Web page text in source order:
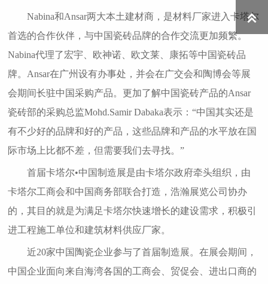
Nabina和Ansar两大本土建材商，是材料厂家进入卡塔尔
首选的合作伙伴，与中国瓷砖品牌的合作交流更加频繁。
Nabina代理了宏宇、欧神诺、欧文莱、康拓等中国瓷砖品
牌。Ansar在广州设有办事处，并会在广交会和陶博会等展
会期间长驻中国采购产品。更加了解中国瓷砖产品的Ansar
瓷砖部的采购总监Mohd.Samir Dabaka表示：“中国其实还是
有不少好的品牌和好的产品，这些品牌和产品的水平放在国
际市场上比都不差，但需要我们去寻找。”
首届卡塔尔•中国制造展是由卡塔尔政府牵头组织，由
卡塔尔工商会和中国商务部联合打造，浩瀚展览公司协办
的，其目的就是为满足卡塔尔快速增长的建设需求，积极引
进工程施工单位和建筑材料供应厂家。
近20家中国陶瓷企业参与了首届制造展。在展会期间，
中国企业面向来自海湾各国的工商会、贸促会、进出口商的
